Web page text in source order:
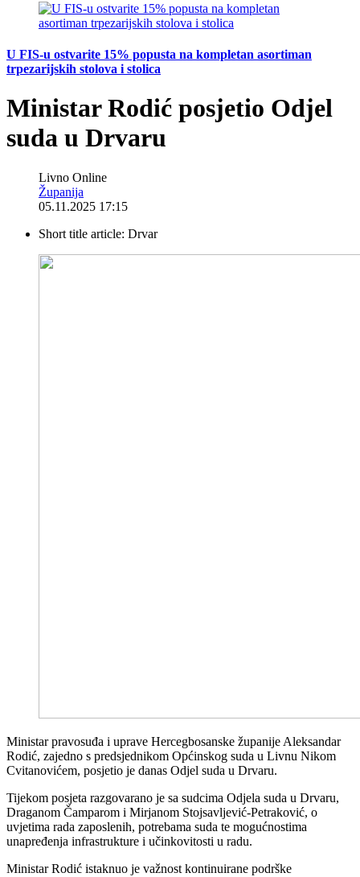
U FIS-u ostvarite 15% popusta na kompletan asortiman
trpezarijskih stolova i stolica
Ministar Rodić posjetio Odjel
suda u Drvaru
Livno Online
Županija
05.11.2025 17:15
Short title article: Drvar
Ministar pravosuđa i uprave Hercegbosanske županije Aleksandar
Rodić, zajedno s predsjednikom Općinskog suda u Livnu Nikom
Cvitanovićem, posjetio je danas Odjel suda u Drvaru.
Tijekom posjeta razgovarano je sa sudcima Odjela suda u Drvaru,
Draganom Čamparom i Mirjanom Stojsavljević-Petraković, o
uvjetima rada zaposlenih, potrebama suda te mogućnostima
unapređenja infrastrukture i učinkovitosti u radu.
Ministar Rodić istaknuo je važnost kontinuirane podrške